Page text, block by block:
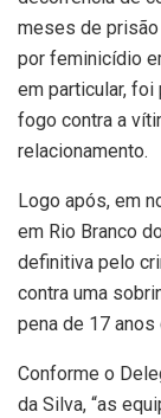
meses de
por feminicídio
em particular,
fogo contra a
relacionamento.
Logo após, em
em Rio Branco
definitiva pelo
contra uma
pena de 17
Conforme o
da Silva, “as